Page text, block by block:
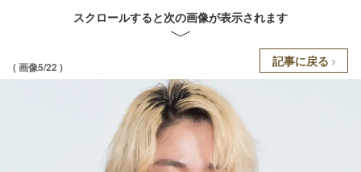
スクロールすると次の画像が表示されます
( 画像5/22 ) 記事に戻る